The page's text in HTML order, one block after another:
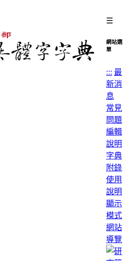
☰
網站選
單
::: 最
新消
息
常見
問題
編輯
說明
字典
附錄
使用
說明
顯示
模式
網站
導覽